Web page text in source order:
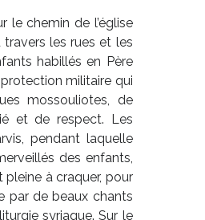
le chemin de l’église
travers les rues et les
habillés en Père
militaire qui
mossouliotes, de
et de respect. Les
pendant laquelle
des enfants,
pleine à craquer, pour
par de beaux chants
syriaque. Sur le